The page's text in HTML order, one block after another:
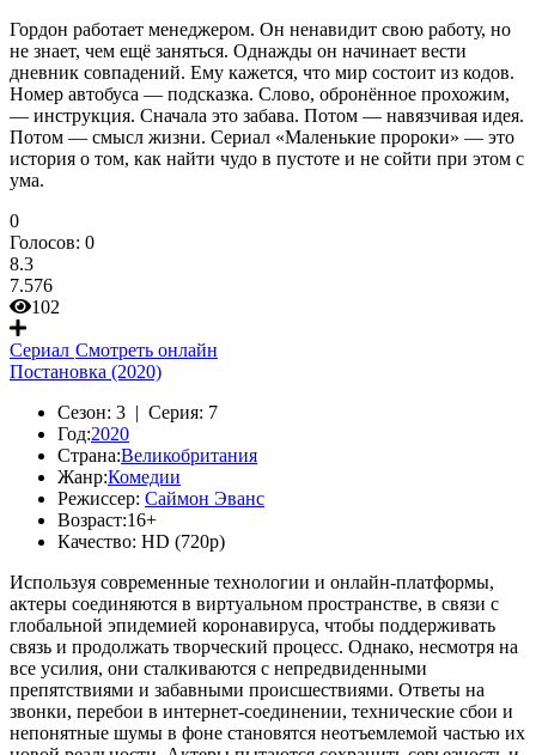
Гордон работает менеджером. Он ненавидит свою работу, но
не знает, чем ещё заняться. Однажды он начинает вести
дневник совпадений. Ему кажется, что мир состоит из кодов.
Номер автобуса — подсказка. Слово, обронённое прохожим,
— инструкция. Сначала это забава. Потом — навязчивая идея.
Потом — смысл жизни. Сериал «Маленькие пророки» — это
история о том, как найти чудо в пустоте и не сойти при этом с
ума.
0
Голосов: 0
8.3
7.576
102
Сериал Смотреть онлайн
Постановка (2020)
Сезон: 3 | Серия: 7
Год:2020
Страна:Великобритания
Жанр:Комедии
Режиссер: Саймон Эванс
Возраст:16+
Качество: HD (720p)
Используя современные технологии и онлайн-платформы,
актеры соединяются в виртуальном пространстве, в связи с
глобальной эпидемией коронавируса, чтобы поддерживать
связь и продолжать творческий процесс. Однако, несмотря на
все усилия, они сталкиваются с непредвиденными
препятствиями и забавными происшествиями. Ответы на
звонки, перебои в интернет-соединении, технические сбои и
непонятные шумы в фоне становятся неотъемлемой частью их